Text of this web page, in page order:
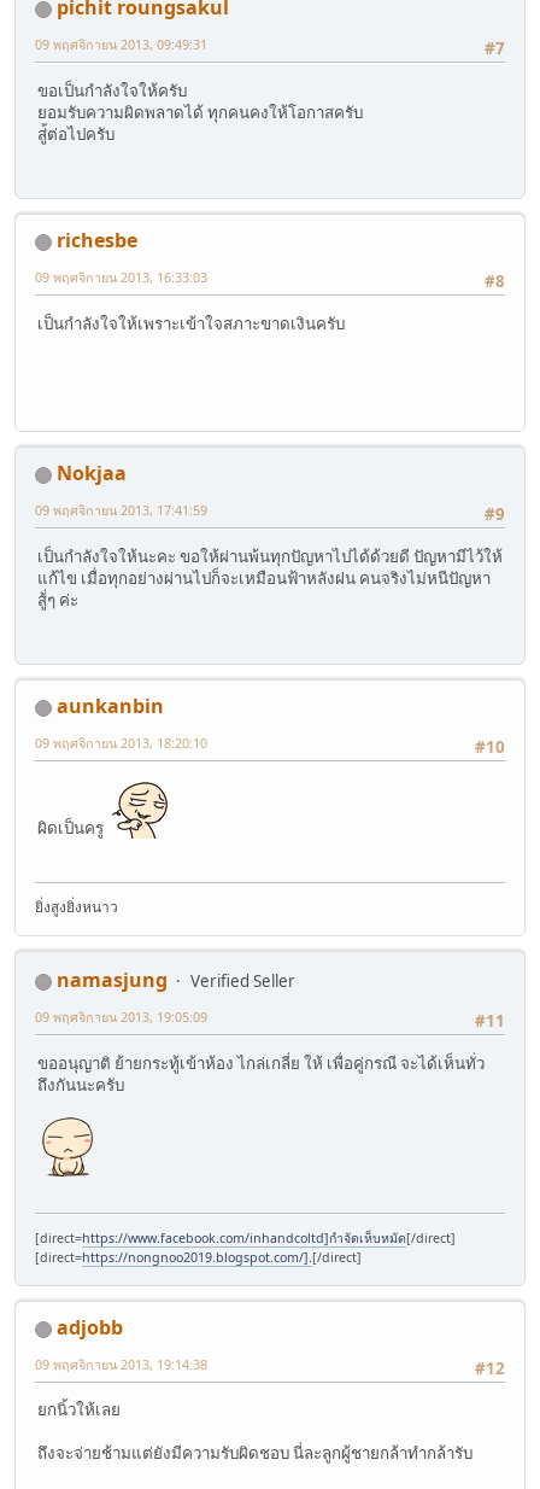
pichit roungsakul
#7
09 พฤศจิกายน 2013, 09:49:31
ขอเป็นกำลังใจให้ครับ
ยอมรับความผิดพลาดได้ ทุกคนคงให้โอกาสครับ
สู่้ต่อไปครับ
richesbe
#8
09 พฤศจิกายน 2013, 16:33:03
เป็นกำลังใจให้เพราะเข้าใจสภาะขาดเงินครับ
Nokjaa
#9
09 พฤศจิกายน 2013, 17:41:59
เป็นกำลังใจให้นะคะ ขอให้ผ่านพ้นทุกปัญหาไปได้ด้วยดี ปัญหามีไว้ให้
แก้ไข เมื่อทุกอย่างผ่านไปก็จะเหมือนฟ้าหลังฝน คนจริงไม่หนีปัญหา
สู้่ๆ ค่ะ
aunkanbin
#10
09 พฤศจิกายน 2013, 18:20:10
ผิดเป็นครู
ยิ่งสูงยิ่งหนาว
namasjung
Verified Seller
#11
09 พฤศจิกายน 2013, 19:05:09
ขออนุญาติ ย้ายกระทู้เข้าห้อง ไกล่เกลี่ย ให้ เพื่อคู่กรณี จะได้เห็นทั่ว
ถึงกันนะครับ
[direct=https://www.facebook.com/inhandcoltd]กำจัดเห็บหมัด[/direct]
[direct=https://nongnoo2019.blogspot.com/].[/direct]
adjobb
#12
09 พฤศจิกายน 2013, 19:14:38
ยกนิ้วให้เลย
ถึงจะจ่ายช้ามแต่ยังมีความรับผิดชอบ นี่ละลูกผู้ชายกล้าทำกล้ารับ